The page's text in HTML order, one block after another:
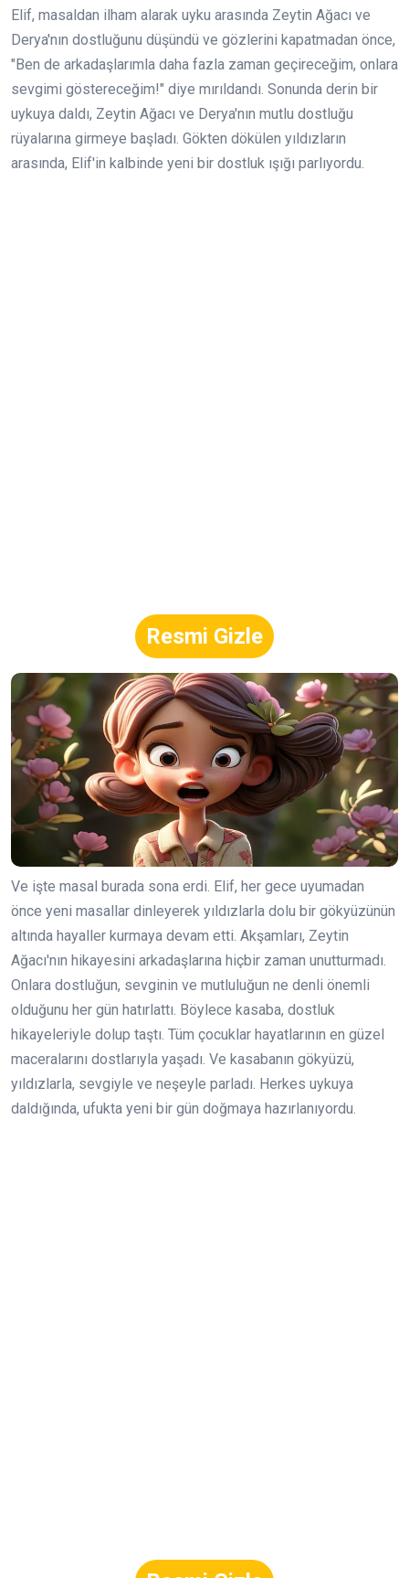
Elif, masaldan ilham alarak uyku arasında Zeytin Ağacı ve
Derya'nın dostluğunu düşündü ve gözlerini kapatmadan önce,
"Ben de arkadaşlarımla daha fazla zaman geçireceğim, onlara
sevgimi göstereceğim!" diye mırıldandı. Sonunda derin bir
uykuya daldı, Zeytin Ağacı ve Derya'nın mutlu dostluğu
rüyalarına girmeye başladı. Gökten dökülen yıldızların
arasında, Elif'in kalbinde yeni bir dostluk ışığı parlıyordu.
Resmi Gizle
Ve işte masal burada sona erdi. Elif, her gece uyumadan
önce yeni masallar dinleyerek yıldızlarla dolu bir gökyüzünün
altında hayaller kurmaya devam etti. Akşamları, Zeytin
Ağacı'nın hikayesini arkadaşlarına hiçbir zaman unutturmadı.
Onlara dostluğun, sevginin ve mutluluğun ne denli önemli
olduğunu her gün hatırlattı. Böylece kasaba, dostluk
hikayeleriyle dolup taştı. Tüm çocuklar hayatlarının en güzel
maceralarını dostlarıyla yaşadı. Ve kasabanın gökyüzü,
yıldızlarla, sevgiyle ve neşeyle parladı. Herkes uykuya
daldığında, ufukta yeni bir gün doğmaya hazırlanıyordu.